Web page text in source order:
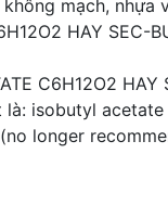
mạch, nhựa
HAY SEC-
C6H12O2 HAY
isobutyl
longer